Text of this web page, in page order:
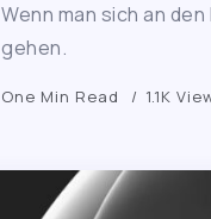
Wenn man sich an
gehen.
One Min Read 1.1K